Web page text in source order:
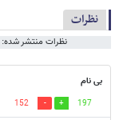
نظرات
نظرات منتشر شده: 9
بی نام
197
152